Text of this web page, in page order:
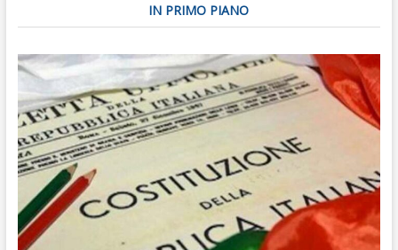
IN PRIMO PIANO